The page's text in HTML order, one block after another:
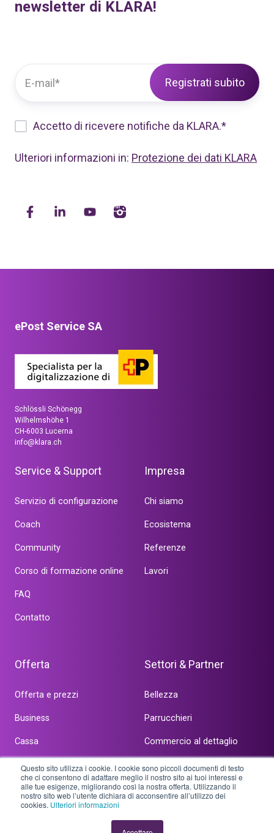
Questo sito utilizza i cookie. I cookie sono piccoli documenti di testo
che ci consentono di adattare meglio il nostro sito ai tuoi interessi e
alle tue esigenze, migliorando così la nostra offerta. Utilizzando il
nostro sito web l’utente dichiara di acconsentire all’utilizzo dei
cookies. Ulteriori informazioni
newsletter di KLARA!
Accetto di ricevere notifiche da KLARA.*
Ulteriori informazioni in: Protezione dei dati KLARA
ePost Service SA
Schlössli Schönegg
Wilhelmshöhe 1
CH-6003 Lucerna
info@klara.ch
Service & Support
Servizio di configurazione
Coach
Community
Corso di formazione online
FAQ
Contatto
Impresa
Chi siamo
Ecosistema
Referenze
Lavori
Offerta
Offerta e prezzi
Business
Cassa
Online
Team
Settori & Partner
Bellezza
Parrucchieri
Commercio al dettaglio
Servizi
Altro